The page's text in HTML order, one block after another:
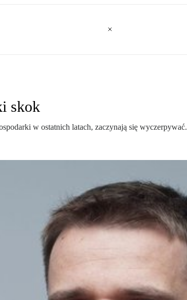
skok
w ostatnich latach, zaczynają się wyczerpywać.